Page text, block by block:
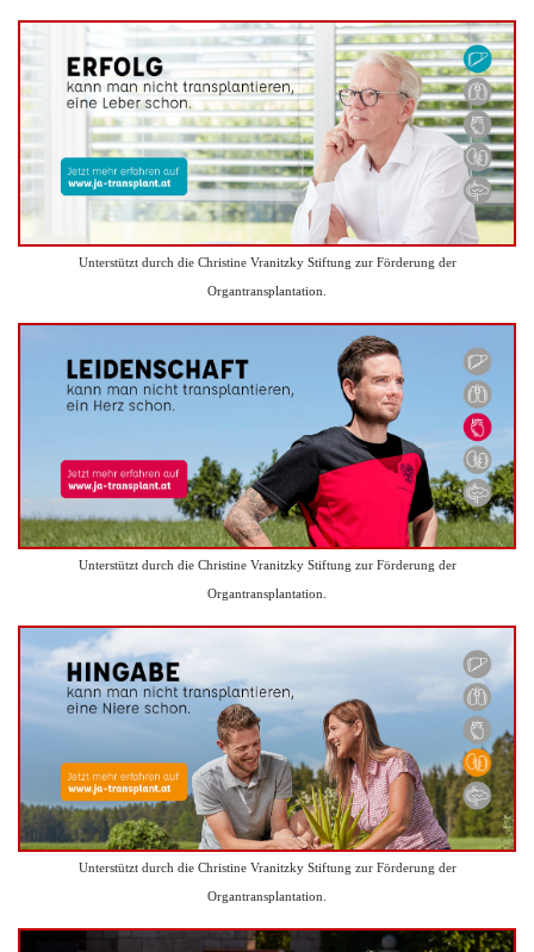
Unterstützt durch die Christine Vranitzky Stiftung zur Förderung der
Organtransplantation.
Unterstützt durch die Christine Vranitzky Stiftung zur Förderung der
Organtransplantation.
Unterstützt durch die Christine Vranitzky Stiftung zur Förderung der
Organtransplantation.